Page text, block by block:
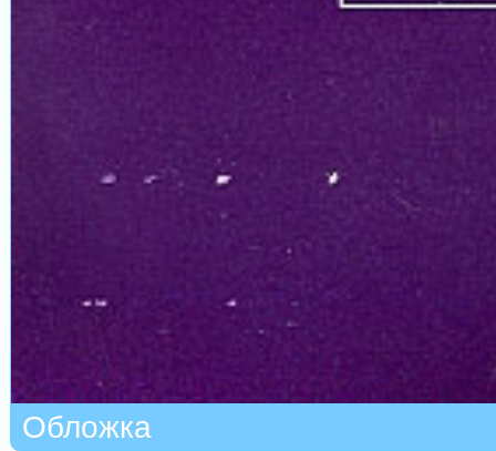
Обложка